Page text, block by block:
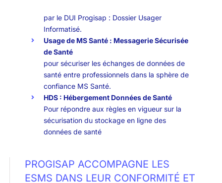
par le DUI Progisap : Dossier Usager
Informatisé.
Usage de MS Santé : Messagerie Sécurisée
de Santé
pour sécuriser les échanges de données de
santé entre professionnels dans la sphère de
confiance MS Santé.
HDS : Hébergement Données de Santé
Pour répondre aux règles en vigueur sur la
sécurisation du stockage en ligne des
données de santé
PROGISAP ACCOMPAGNE LES
ESMS DANS LEUR CONFORMITÉ ET